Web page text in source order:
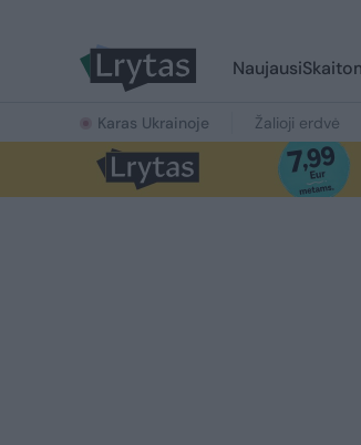
Naujausi
Karas Ukrainoje Žalioji erdvė